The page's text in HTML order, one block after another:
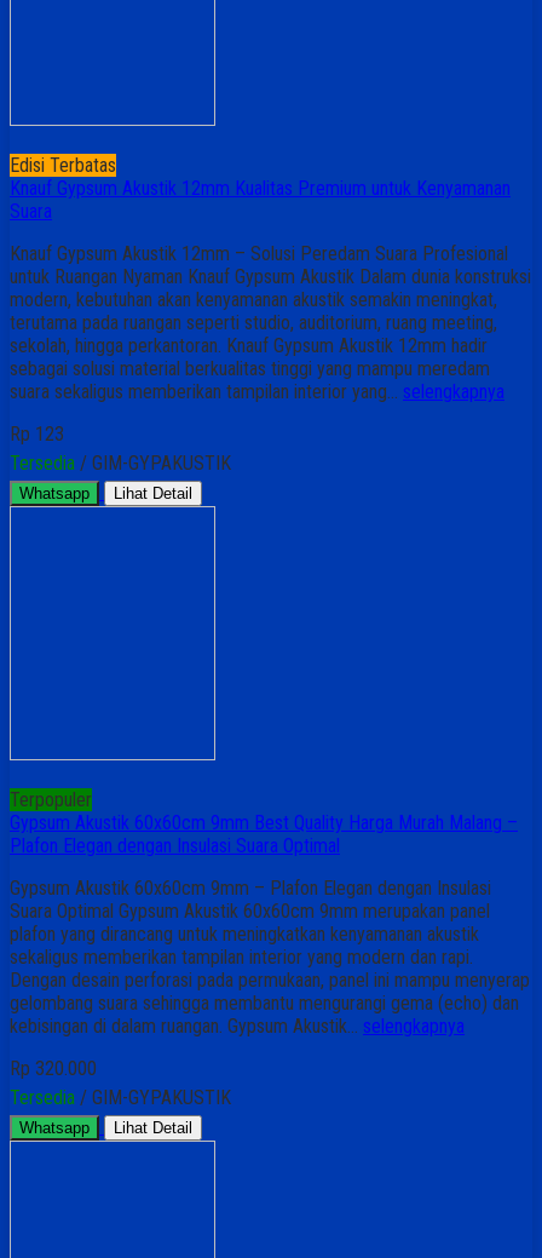
Edisi Terbatas
Knauf Gypsum Akustik 12mm Kualitas Premium untuk Kenyamanan
Suara
Knauf Gypsum Akustik 12mm – Solusi Peredam Suara Profesional
untuk Ruangan Nyaman Knauf Gypsum Akustik Dalam dunia konstruksi
modern, kebutuhan akan kenyamanan akustik semakin meningkat,
terutama pada ruangan seperti studio, auditorium, ruang meeting,
sekolah, hingga perkantoran. Knauf Gypsum Akustik 12mm hadir
sebagai solusi material berkualitas tinggi yang mampu meredam
suara sekaligus memberikan tampilan interior yang… selengkapnya
Rp 123
Tersedia / GIM-GYPAKUSTIK
Whatsapp Lihat Detail
Terpopuler
Gypsum Akustik 60x60cm 9mm Best Quality Harga Murah Malang –
Plafon Elegan dengan Insulasi Suara Optimal
Gypsum Akustik 60x60cm 9mm – Plafon Elegan dengan Insulasi
Suara Optimal Gypsum Akustik 60x60cm 9mm merupakan panel
plafon yang dirancang untuk meningkatkan kenyamanan akustik
sekaligus memberikan tampilan interior yang modern dan rapi.
Dengan desain perforasi pada permukaan, panel ini mampu menyerap
gelombang suara sehingga membantu mengurangi gema (echo) dan
kebisingan di dalam ruangan. Gypsum Akustik… selengkapnya
Rp 320.000
Tersedia / GIM-GYPAKUSTIK
Whatsapp Lihat Detail